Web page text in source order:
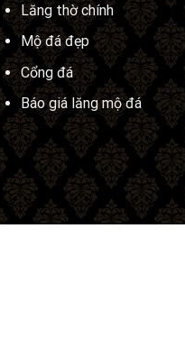
Lăng thờ chính
Mộ đá đẹp
Cổng đá
Báo giá lăng mộ đá